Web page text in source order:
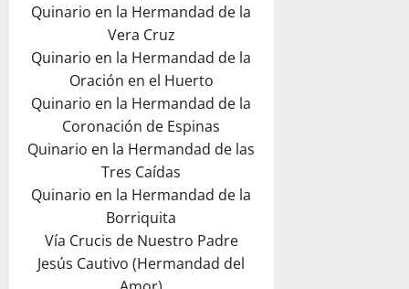
Quinario en la Hermandad de la
Vera Cruz
Quinario en la Hermandad de la
Oración en el Huerto
Quinario en la Hermandad de la
Coronación de Espinas
Quinario en la Hermandad de las
Tres Caídas
Quinario en la Hermandad de la
Borriquita
Vía Crucis de Nuestro Padre
Jesús Cautivo (Hermandad del